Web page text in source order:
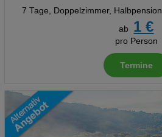
7 Tage, Doppelzimmer, Halbpension
ab
1 €
pro Person
Termine